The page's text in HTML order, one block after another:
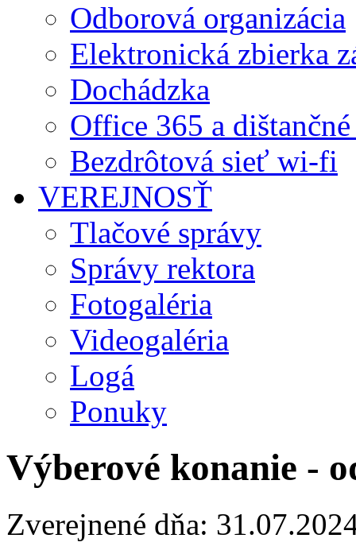
Odborová organizácia
Elektronická zbierka
Dochádzka
Office 365 a
Bezdrôtová sieť wi-fi
VEREJNOSŤ
Tlačové správy
Správy rektora
Fotogaléria
Videogaléria
Logá
Ponuky
Výberové konanie -
Zverejnené dňa: